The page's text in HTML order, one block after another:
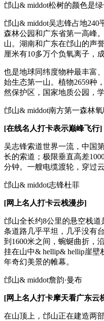
邙山& middot松树的颜色是
邙山& middot吴志锋占地240
森林公园和广东省第一高峰
山。湖南和广东在邙山的声
厘米有10多万个负氧离子，
也是地球同纬度物种最丰富
始生态第一山。植物2659种
然保护区，国家地质公园，
邙山& middot南方第一森林
[在线名人打卡表示巅峰飞行]
吴志锋索道世界一流，中国
长的索道；极限垂直高差
分钟。一艘电缆渡轮，穿过
邙山& middot志锋杜菲
[网上名人打卡云栈漫步]
邙山全长约8公里的悬空栈
条道路几乎平坦，几乎没有
到1600米之间，蜿蜒曲折，
挂在山中& hellip& hellip崖
年奇幻美景的帷幕。
邙山& middot詹韵·曼布
[网上名人打卡摩天看广东云
在山顶上，邙山正在建造两